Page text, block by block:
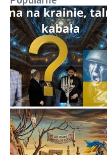
Niewygodne kulisy
Watykan woli skupiać się na
ukrywając przed światem